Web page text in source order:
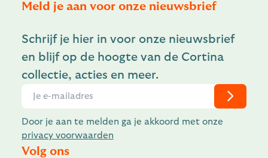
Meld je aan voor onze nieuwsbrief
Schrijf je hier in voor onze nieuwsbrief
en blijf op de hoogte van de Cortina
collectie, acties en meer.
Door je aan te melden ga je akkoord met onze
privacy voorwaarden
Volg ons